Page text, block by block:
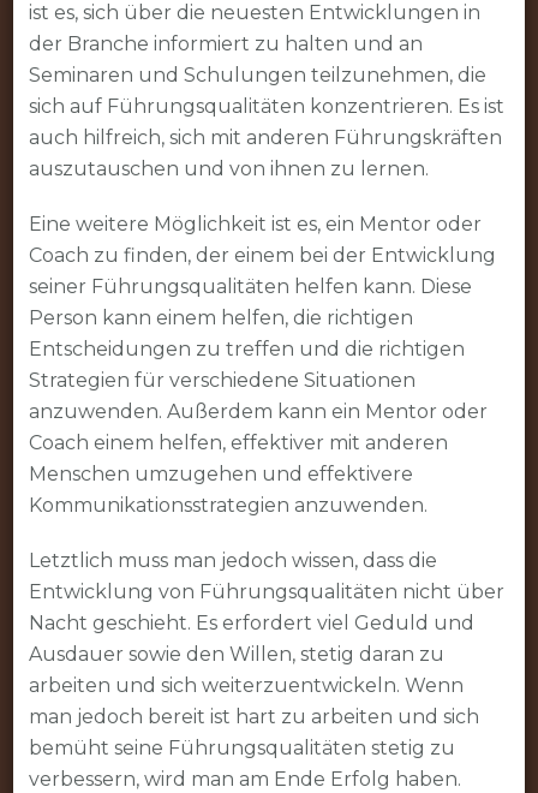
ist es, sich über die neuesten Entwicklungen in
der Branche informiert zu halten und an
Seminaren und Schulungen teilzunehmen, die
sich auf Führungsqualitäten konzentrieren. Es ist
auch hilfreich, sich mit anderen Führungskräften
auszutauschen und von ihnen zu lernen.
Eine weitere Möglichkeit ist es, ein Mentor oder
Coach zu finden, der einem bei der Entwicklung
seiner Führungsqualitäten helfen kann. Diese
Person kann einem helfen, die richtigen
Entscheidungen zu treffen und die richtigen
Strategien für verschiedene Situationen
anzuwenden. Außerdem kann ein Mentor oder
Coach einem helfen, effektiver mit anderen
Menschen umzugehen und effektivere
Kommunikationsstrategien anzuwenden.
Letztlich muss man jedoch wissen, dass die
Entwicklung von Führungsqualitäten nicht über
Nacht geschieht. Es erfordert viel Geduld und
Ausdauer sowie den Willen, stetig daran zu
arbeiten und sich weiterzuentwickeln. Wenn
man jedoch bereit ist hart zu arbeiten und sich
bemüht seine Führungsqualitäten stetig zu
verbessern, wird man am Ende Erfolg haben.